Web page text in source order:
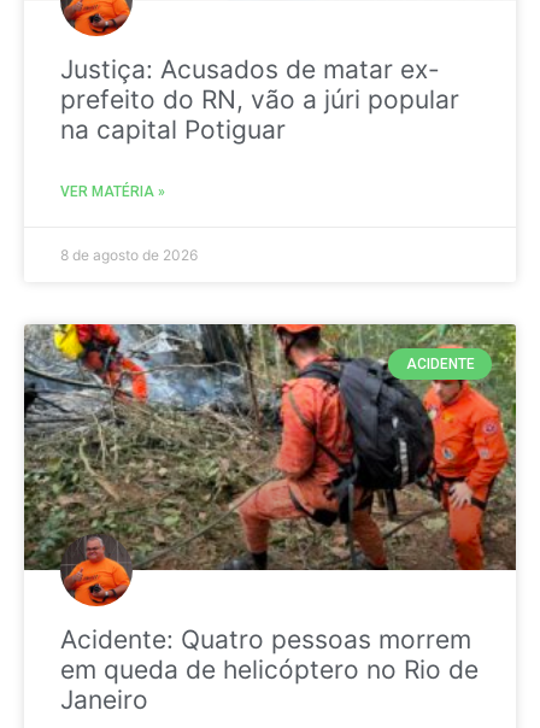
Justiça: Acusados de matar ex-
prefeito do RN, vão a júri popular
na capital Potiguar
VER MATÉRIA »
8 de agosto de 2026
ACIDENTE
Acidente: Quatro pessoas morrem
em queda de helicóptero no Rio de
Janeiro